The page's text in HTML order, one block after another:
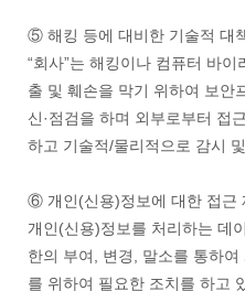
⑤ 해킹 등에 대비한 기술적 대
“회사”는 해킹이나 컴퓨터 바
출 및 훼손을 막기 위하여 보안
신·점검을 하며 외부로부터 접
하고 기술적/물리적으로 감시
⑥ 개인(신용)정보에 대한 접근
개인(신용)정보를 처리하는 데
한의 부여, 변경, 말소를 통하
를 위하여 필요한 조치를 하고